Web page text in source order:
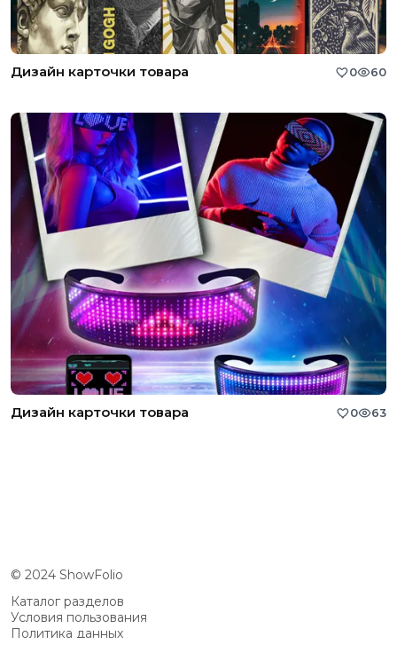
Дизайн карточки товара 0 60
Дизайн карточки товара 0 63
© 2024 ShowFolio
Каталог разделов
Условия пользования
Политика данных